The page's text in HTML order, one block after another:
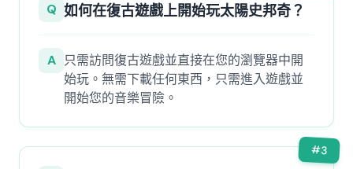
Q 如何在復古遊戲上開始玩太陽史邦奇？
A 只需訪問復古遊戲並直接在您的瀏覽器中開
始玩。無需下載任何東西，只需進入遊戲並
開始您的音樂冒險。
#3